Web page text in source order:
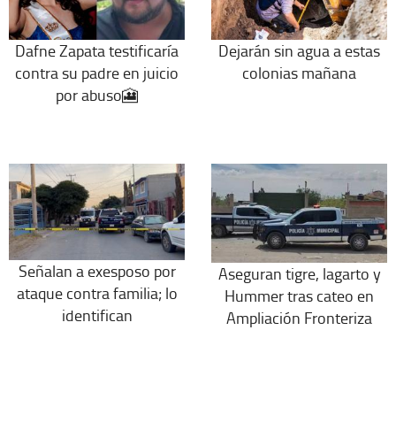
Dafne Zapata testificaría
contra su padre en juicio
por abuso🎦
Dejarán sin agua a estas
colonias mañana
Señalan a exesposo por
ataque contra familia; lo
identifican
Aseguran tigre, lagarto y
Hummer tras cateo en
Ampliación Fronteriza